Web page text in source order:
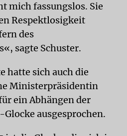
mich fassungslos. Sie
Respektlosigkeit
des
sagte Schuster.
hatte sich auch die
Ministerpräsidentin
ein Abhängen der
ausgesprochen.